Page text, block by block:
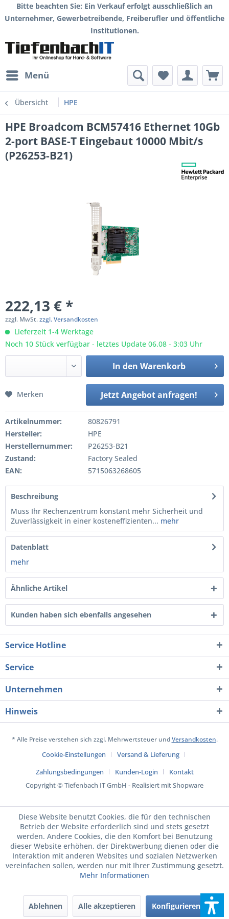
Bitte beachten Sie: Ein Verkauf erfolgt ausschließlich an
Unternehmer, Gewerbetreibende, Freiberufler und öffentliche
Institutionen.
Menü
Übersicht HPE
HPE Broadcom BCM57416 Ethernet 10Gb
2-port BASE-T Eingebaut 10000 Mbit/s
(P26253-B21)
222,13 € *
zzgl. MwSt.zzgl. Versandkosten
Lieferzeit 1-4 Werktage
Noch 10 Stück verfügbar - letztes Update 06.08 - 3:03 Uhr
In den Warenkorb
Jetzt Angebot anfragen!
Merken
Artikelnummer:
80826791
Hersteller:
HPE
Herstellernummer:
P26253-B21
Zustand:
Factory Sealed
EAN:
5715063268605
Beschreibung
Muss Ihr Rechenzentrum konstant mehr Sicherheit und
Zuverlässigkeit in einer kosteneffizienten... mehr
Datenblatt
mehr
Ähnliche Artikel
Kunden haben sich ebenfalls angesehen
Service Hotline
Service
Unternehmen
Hinweis
* Alle Preise verstehen sich zzgl. Mehrwertsteuer undVersandkosten.
Cookie-Einstellungen
Versand & Lieferung
Zahlungsbedingungen
Kunden-Login
Kontakt
Copyright © Tiefenbach IT GmbH - Realisiert mit Shopware
Diese Website benutzt Cookies, die für den technischen
Betrieb der Website erforderlich sind und stets gesetzt
werden. Andere Cookies, die den Komfort bei Benutzung
dieser Website erhöhen, der Direktwerbung dienen oder die
Interaktion mit anderen Websites und sozialen Netzwerken
vereinfachen sollen, werden nur mit Ihrer Zustimmung gesetzt.
Mehr Informationen
Ablehnen Alle akzeptieren Konfigurieren